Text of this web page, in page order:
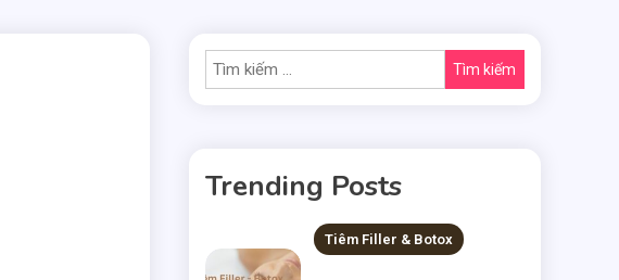
Tìm
kiếm
Trending Posts
Tiêm Filler & Botox